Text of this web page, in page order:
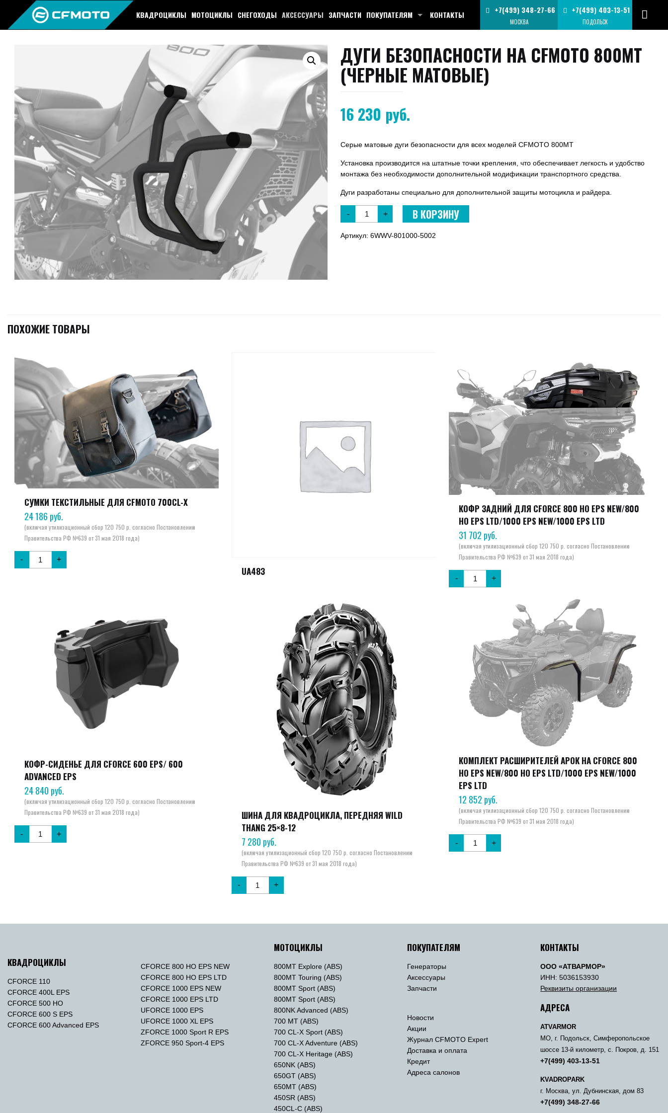
КВАДРОЦИКЛЫ МОТОЦИКЛЫ СНЕГОХОДЫ АКСЕССУАРЫ ЗАПЧАСТИ ПОКУПАТЕЛЯМ КОНТАКТЫ +7(499) 403-13-51
ПОДОЛЬСК
+7(499) 348-27-66
МОСКВА
ДУГИ БЕЗОПАСНОСТИ НА CFMOTO 800MT
(ЧЕРНЫЕ МАТОВЫЕ)
16 230 руб.
Серые матовые дуги безопасности для всех моделей CFMOTO 800MT
Установка производится на штатные точки крепления, что обеспечивает легкость и удобство
монтажа без необходимости дополнительной модификации транспортного средства.
Дуги разработаны специально для дополнительной защиты мотоцикла и райдера.
- + В КОРЗИНУ
Артикул:6WWV-801000-5002
ПОХОЖИЕ ТОВАРЫ
СУМКИ ТЕКСТИЛЬНЫЕ ДЛЯ CFMOTO 700CL-X
24 186 руб.
- +
UA483
КОФР ЗАДНИЙ ДЛЯ CFORCE 800 HO EPS NEW/800
HO EPS LTD/1000 EPS NEW/1000 EPS LTD
31 702 руб.
- +
КОФР-СИДЕНЬЕ ДЛЯ CFORCE 600 EPS/ 600
ADVANCED EPS
24 840 руб.
- +
ШИНА ДЛЯ КВАДРОЦИКЛА, ПЕРЕДНЯЯ WILD
THANG 25×8-12
7 280 руб.
- +
КОМПЛЕКТ РАСШИРИТЕЛЕЙ АРОК НА CFORCE 800
HO EPS NEW/800 HO EPS LTD/1000 EPS NEW/1000
EPS LTD
12 852 руб.
- +
КВАДРОЦИКЛЫ
CFORCE 110
CFORCE 400L EPS
CFORCE 500 HO
CFORCE 600 S EPS
CFORCE 600 Advanced EPS
CFORCE 800 HO EPS NEW
CFORCE 800 HO EPS LTD
CFORCE 1000 EPS NEW
CFORCE 1000 EPS LTD
UFORCE 1000 EPS
UFORCE 1000 XL EPS
ZFORCE 1000 Sport R EPS
ZFORCE 950 Sport-4 EPS
МОТОЦИКЛЫ
800MT Explore (ABS)
800MT Touring (ABS)
800MT Sport (ABS)
800MT Sport (ABS)
800NK Advanced (ABS)
700 MT (ABS)
700 CL-X Sport (ABS)
700 CL-X Adventure (ABS)
700 CL-X Heritage (ABS)
650NK (ABS)
650GT (ABS)
650MT (ABS)
450SR (ABS)
450CL-C (ABS)
ПОКУПАТЕЛЯМ
Генераторы
Аксессуары
Запчасти
Новости
Акции
Журнал CFMOTO Expert
Доставка и оплата
Кредит
Адреса салонов
КОНТАКТЫ
ООО «АТВАРМОР»
ИНН: 5036153930
Реквизиты организации
АДРЕСА
ATVARMOR
МО, г. Подольск, Симферопольское
шоссе 13-й километр, с. Покров, д. 151
+7(499) 403-13-51
KVADROPARK
г. Москва, ул. Дубнинская, дом 83
+7(499) 348-27-66